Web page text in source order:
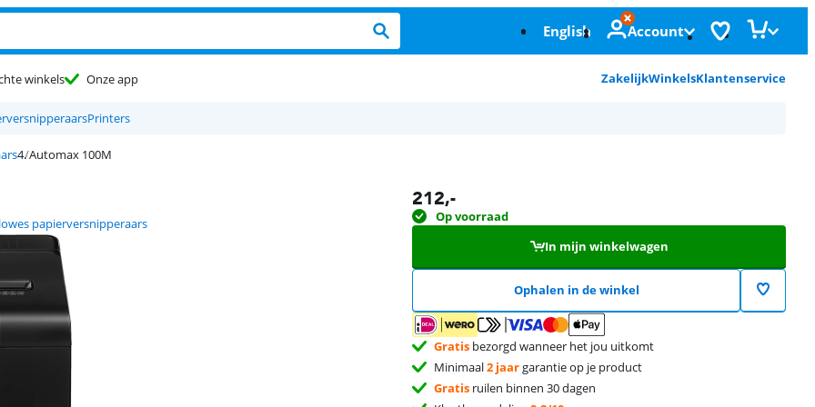
English Account
winkels Onze app ZakelijkWinkelsKlantenservice
Printers
Automax 100M
papierversnipperaars
212,-
Op voorraad
In mijn winkelwagen
Ophalen in de winkel
Gratis bezorgd wanneer het jou uitkomt
Minimaal2 jaargarantie op je product
Gratis ruilen binnen 30 dagen